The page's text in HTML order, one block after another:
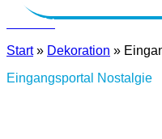
Kontakt
Start» Dekoration »
Eingangsportal Nostalgie